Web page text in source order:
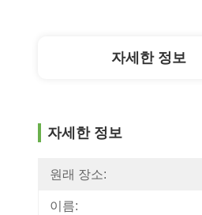
자세한 정보
자세한 정보
원래 장소:
이름: